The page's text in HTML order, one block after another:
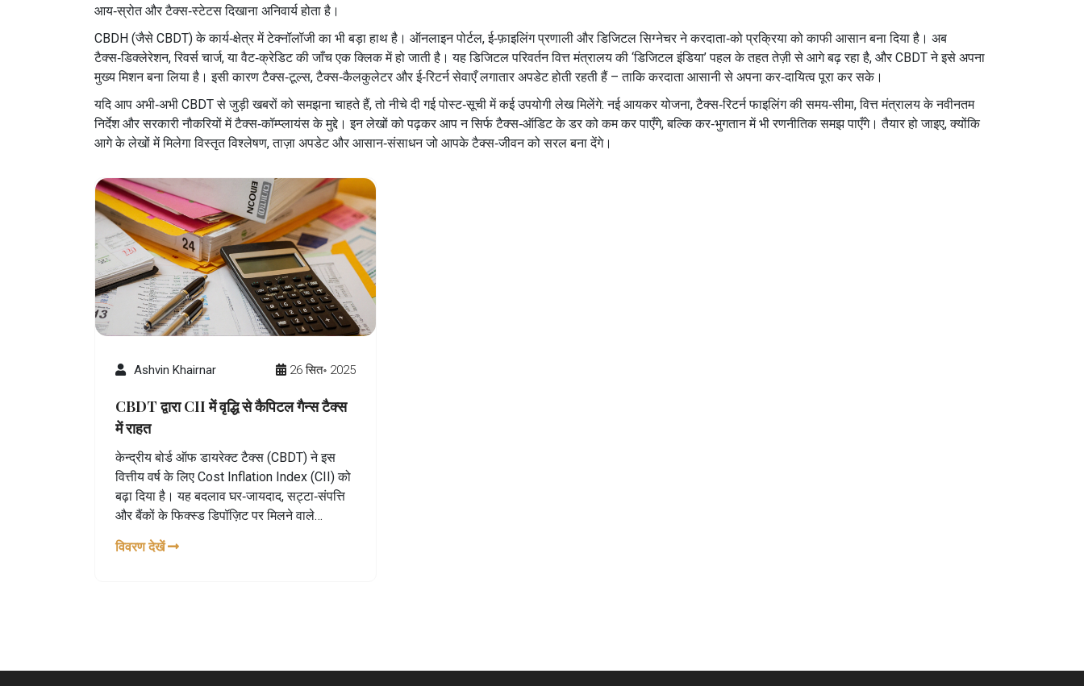
आय‑स्रोत और टैक्स‑स्टेटस दिखाना अनिवार्य होता है।
CBDH (जैसे CBDT) के कार्य‑क्षेत्र में टेक्नॉलॉजी का भी बड़ा हाथ है। ऑनलाइन पोर्टल, ई‑फ़ाइलिंग प्रणाली और डिजिटल सिग्नेचर ने करदाता‑को प्रक्रिया को काफी आसान बना दिया है। अब
टैक्स‑डिक्लेरेशन, रिवर्स चार्ज, या वैट‑क्रेडिट की जाँच एक क्लिक में हो जाती है। यह डिजिटल परिवर्तन वित्त मंत्रालय की ‘डिजिटल इंडिया’ पहल के तहत तेज़ी से आगे बढ़ रहा है, और CBDT ने इसे अपना
मुख्य मिशन बना लिया है। इसी कारण टैक्‍स‑टूल्स, टैक्स‑कैलकुलेटर और ई‑रिटर्न सेवाएँ लगातार अपडेट होती रहती हैं – ताकि करदाता आसानी से अपना कर‑दायित्व पूरा कर सके।
यदि आप अभी‑अभी CBDT से जुड़ी खबरों को समझना चाहते हैं, तो नीचे दी गई पोस्ट‑सूची में कई उपयोगी लेख मिलेंगे: नई आयकर योजना, टैक्स‑रिटर्न फाइलिंग की समय‑सीमा, वित्त मंत्रालय के नवीनतम
निर्देश और सरकारी नौकरियों में टैक्स‑कॉम्प्लायंस के मुद्दे। इन लेखों को पढ़कर आप न सिर्फ टैक्स‑ऑडिट के डर को कम कर पाएँगे, बल्कि कर‑भुगतान में भी रणनीतिक समझ पाएँगे। तैयार हो जाइए, क्योंकि
आगे के लेखों में मिलेगा विस्तृत विश्लेषण, ताज़ा अपडेट और आसान‑संसाधन जो आपके टैक्स‑जीवन को सरल बना देंगे।
Ashvin Khairnar 26 सित॰ 2025
CBDT द्वारा CII में वृद्धि से कैपिटल गैन्स टैक्स
में राहत
केन्द्रीय बोर्ड ऑफ डायरेक्ट टैक्स (CBDT) ने इस
वित्तीय वर्ष के लिए Cost Inflation Index (CII) को
बढ़ा दिया है। यह बदलाव घर‑जायदाद, सट्टा‑संपत्ति
और बैंकों के फिक्स्ड डिपॉज़िट पर मिलने वाले
कम करेगा। नई CII दरें किन वस्तुओं पर लागू होंगी,
विवरण देखें